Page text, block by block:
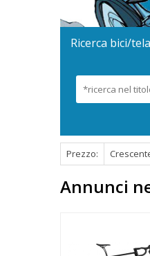
Ricerca bici/
Prezzo:
Annunci